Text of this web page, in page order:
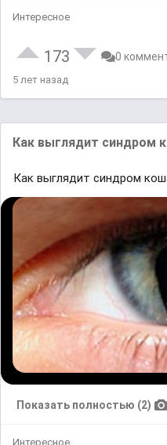
Интересное
173 0
5 лет назад
Как выглядит синдром
Как выглядит синдром
Показать полностью (2)
Интересное